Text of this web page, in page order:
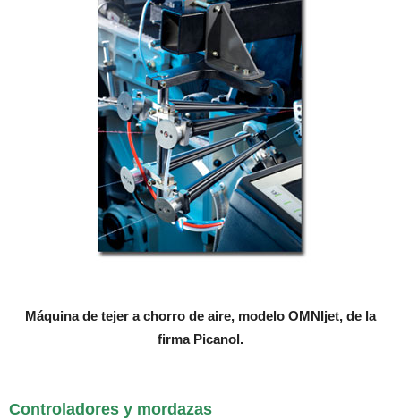
Máquina de tejer a chorro de aire, modelo OMNIjet, de la
firma Picanol.
Controladores y mordazas